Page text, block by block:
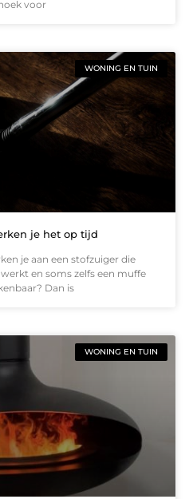
voor
WONING EN TUIN
je het op tijd
je aan een stofzuiger die
en soms zelfs een muffe
Dan is
WONING EN TUIN